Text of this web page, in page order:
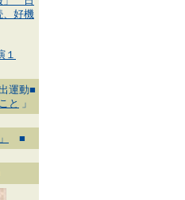
、好機
１
運動■
と 」
■